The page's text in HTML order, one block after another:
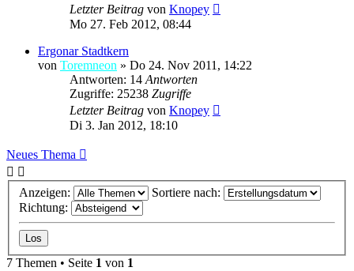
Letzter Beitrag von Knopey
Mo 27. Feb 2012, 08:44
Ergonar Stadtkern
von Toremneon » Do 24. Nov 2011, 14:22
Antworten: 14 Antworten
Zugriffe: 25238 Zugriffe
Letzter Beitrag von Knopey
Di 3. Jan 2012, 18:10
Neues Thema
Anzeigen:
Sortiere nach:
Richtung:
7 Themen • Seite 1 von 1